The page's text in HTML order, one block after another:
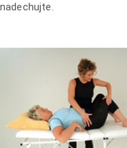
nadechujte.